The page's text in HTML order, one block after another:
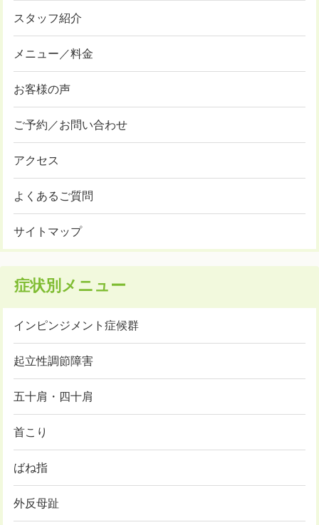
スタッフ紹介
メニュー／料金
お客様の声
ご予約／お問い合わせ
アクセス
よくあるご質問
サイトマップ
症状別メニュー
インピンジメント症候群
起立性調節障害
五十肩・四十肩
首こり
ばね指
外反母趾